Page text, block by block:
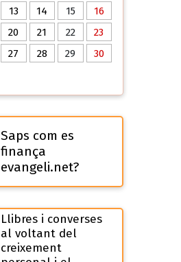
13 14 15
16
20 21 22
23
27 28 29
30
Saps com es
finança
evangeli.net?
Llibres i converses
al voltant del
creixement